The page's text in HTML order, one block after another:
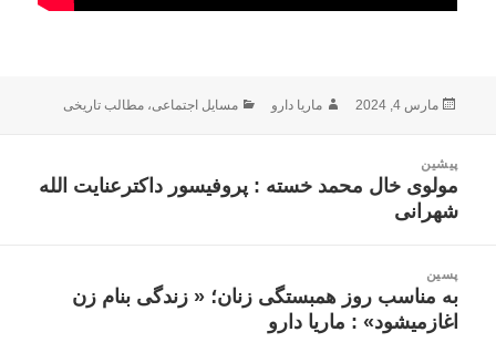
ارسال
مارس 4, 2024 نویسنده
ماریا دارو دسته‌ها
مسایل اجتماعی،مطالب تاریخی
نوشتهپیشین
نوشته
قبلی:
مولوی خال محمد خسته : پروفیسور داکترعنایت الله
شهرانی
پسین
نوشته
بعدی:
به مناسب روز همبستگی زنان؛ « زندگی بنام زن
اغازمیشود» : ماریا دارو